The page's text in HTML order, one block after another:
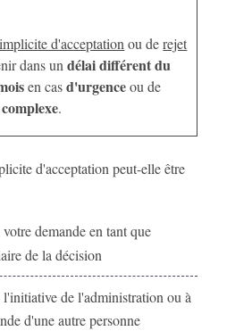
d'acceptation ou derejet
dans undélai différent du
en casd'urgenceou de
.
d'acceptation peut-elle être
demande en tant que
de la décision
de l'administration ou à
d'une autre personne